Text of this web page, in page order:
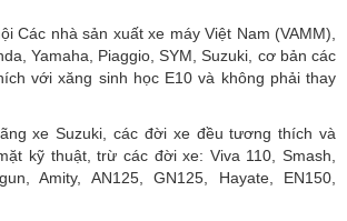
Các nhà sản xuất xe máy Việt Nam (VAMM),
Yamaha, Piaggio, SYM, Suzuki, cơ bản các
với xăng sinh học E10 và không phải thay
xe Suzuki, các đời xe đều tương thích và
kỹ thuật, trừ các đời xe: Viva 110, Smash,
Amity, AN125, GN125, Hayate, EN150,